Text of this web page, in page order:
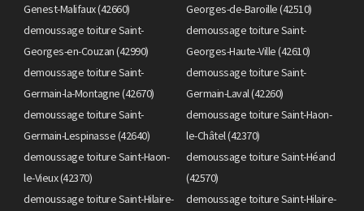
Genest-Malifaux (42660)
Georges-de-Baroille (42510)
demoussage toiture Saint-
Georges-en-Couzan (42990)
demoussage toiture Saint-
Georges-Haute-Ville (42610)
demoussage toiture Saint-
Germain-la-Montagne (42670)
demoussage toiture Saint-
Germain-Laval (42260)
demoussage toiture Saint-
Germain-Lespinasse (42640)
demoussage toiture Saint-Haon-
le-Châtel (42370)
demoussage toiture Saint-Haon-
le-Vieux (42370)
demoussage toiture Saint-Héand
(42570)
demoussage toiture Saint-Hilaire-
demoussage toiture Saint-Hilaire-